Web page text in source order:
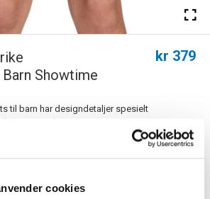
cookies
Showtime
kr 379
til barn har designdetaljer spesielt
stigende...